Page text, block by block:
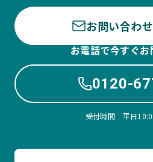
お問い合わ
お電話で今すぐ
0120-
受付時間 平日